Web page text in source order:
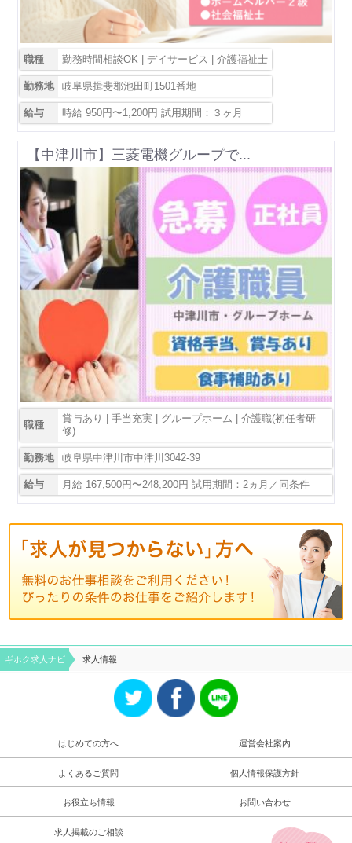
職種 勤務時間相談OK | デイサービス | 介護福祉士
勤務地 岐阜県揖斐郡池田町1501番地
給与 時給 950円〜1,200円 試用期間：３ヶ月
【中津川市】三菱電機グループで...
職種
賞与あり | 手当充実 | グループホーム | 介護職(初任者研
修)
勤務地 岐阜県中津川市中津川3042-39
給与 月給 167,500円〜248,200円 試用期間：2ヵ月／同条件
ギホク求⼈ナビ 求人情報
はじめての方へ 運営会社案内
よくあるご質問 個人情報保護方針
お役立ち情報 お問い合わせ
求人掲載のご相談